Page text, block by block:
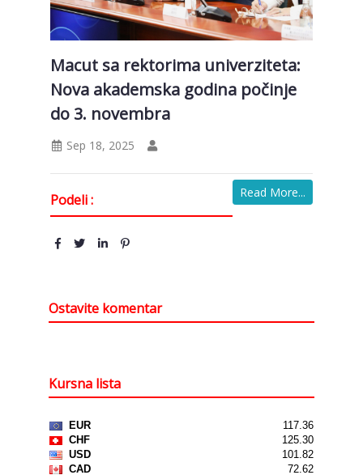
Macut sa rektorima univerziteta:
Nova akademska godina počinje
do 3. novembra
Sep 18, 2025
Read More...
Podeli :
Ostavite komentar
Kursna lista